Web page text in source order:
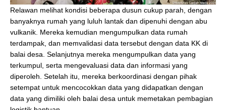
Relawan melihat kondisi beberapa dusun cukup parah, dengan
banyaknya rumah yang luluh lantak dan dipenuhi dengan abu
vulkanik. Mereka kemudian mengumpulkan data rumah
terdampak, dan memvalidasi data tersebut dengan data KK di
balai desa. Selanjutnya mereka mengumpulkan data yang
terkumpul, serta mengevaluasi data dan informasi yang
diperoleh. Setelah itu, mereka berkoordinasi dengan pihak
setempat untuk mencocokkan data yang didapatkan dengan
data yang dimiliki oleh balai desa untuk memetakan pembagian